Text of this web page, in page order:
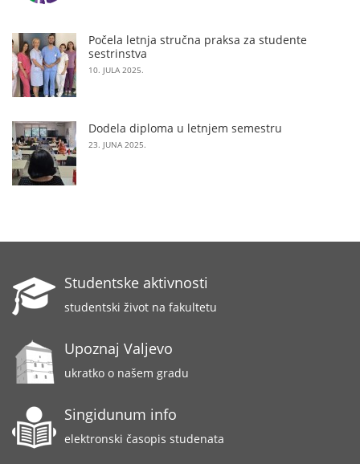
Počela letnja stručna praksa za studente
sestrinstva
10. JULA 2025.
Dodela diploma u letnjem semestru
23. JUNA 2025.
Studentske aktivnosti
studentski život na fakultetu
Upoznaj Valjevo
ukratko o našem gradu
Singidunum info
elektronski časopis studenata